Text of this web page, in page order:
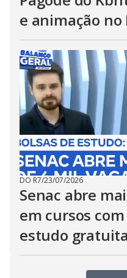
e animação no
DO R7/23/07/2026
Senac abre
em cursos
estudo